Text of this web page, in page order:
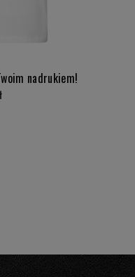
nadrukiem!